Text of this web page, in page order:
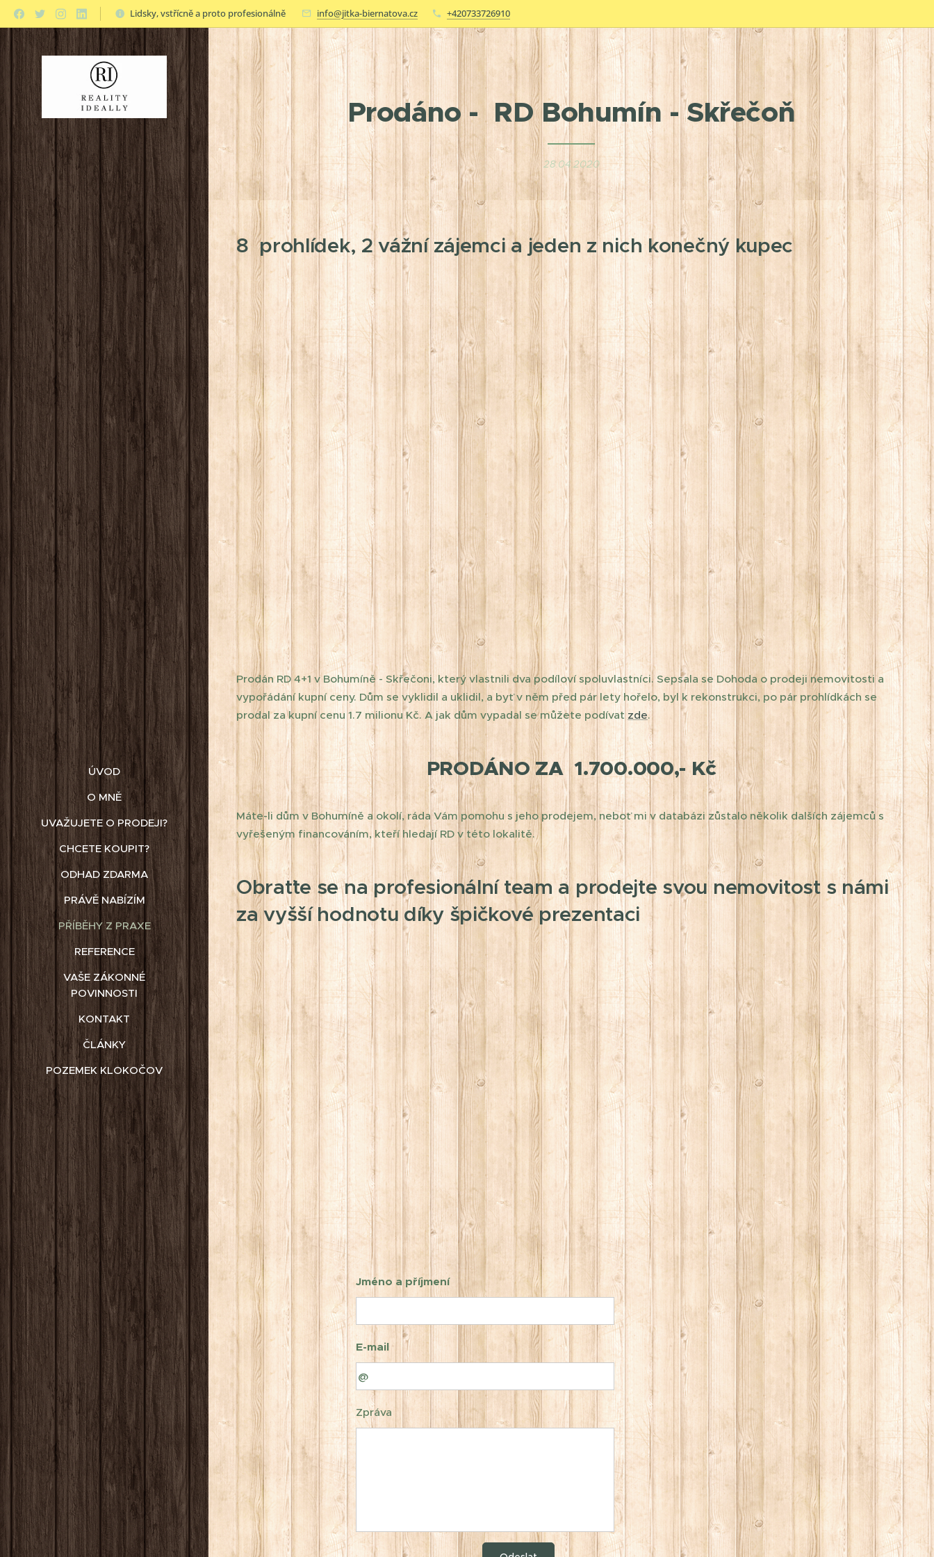
Lidsky, vstřícně a proto profesionálně info@jitka-biernatova.cz +420733726910
ÚVOD
O MNĚ
UVAŽUJETE O PRODEJI?
CHCETE KOUPIT?
ODHAD ZDARMA
PRÁVĚ NABÍZÍM
PŘÍBĚHY Z PRAXE
REFERENCE
VAŠE ZÁKONNÉ
POVINNOSTI
KONTAKT
ČLÁNKY
POZEMEK KLOKOČOV
Prodáno - RD Bohumín - Skřečoň
28.04.2020
8 prohlídek, 2 vážní zájemci a jeden z nich konečný kupec
Prodán RD 4+1 v Bohumíně - Skřečoni, který vlastnili dva podíloví spoluvlastníci. Sepsala se Dohoda o prodeji nemovitosti a
vypořádání kupní ceny. Dům se vyklidil a uklidil, a byť v něm před pár lety hořelo, byl k rekonstrukci, po pár prohlídkách se
prodal za kupní cenu 1.7 milionu Kč. A jak dům vypadal se můžete podívat zde.
PRODÁNO ZA 1.700.000,- Kč
Máte-li dům v Bohumíně a okolí, ráda Vám pomohu s jeho prodejem, neboť mi v databázi zůstalo několik dalších zájemců s
vyřešeným financováním, kteří hledají RD v této lokalitě.
Obraťte se na profesionální team a prodejte svou nemovitost s námi
za vyšší hodnotu díky špičkové prezentaci
Jméno a příjmení
E-mail
Zpráva